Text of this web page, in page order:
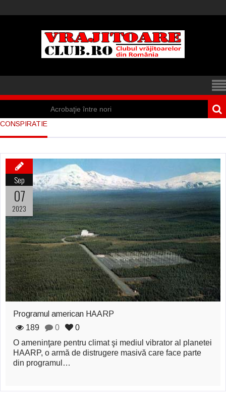
Acrobaţie între nori
Marea vânătoare
de vrăjitoare din
Suedia
Vrăjitoare
zburătoare în Mexic
Magia în Thailanda
Madona lacrimilor
din Siracusa
(Silcilia)
Uimitoarea viaţă a
Teresei Neumann
Derba, un oraş
CONSPIRATIE
Sep
07
2023
Programul american HAARP
189
0
0
O ameninţare pentru climat şi mediul vibrator al planetei
HAARP, o armă de distrugere masivă care face parte
din programul…